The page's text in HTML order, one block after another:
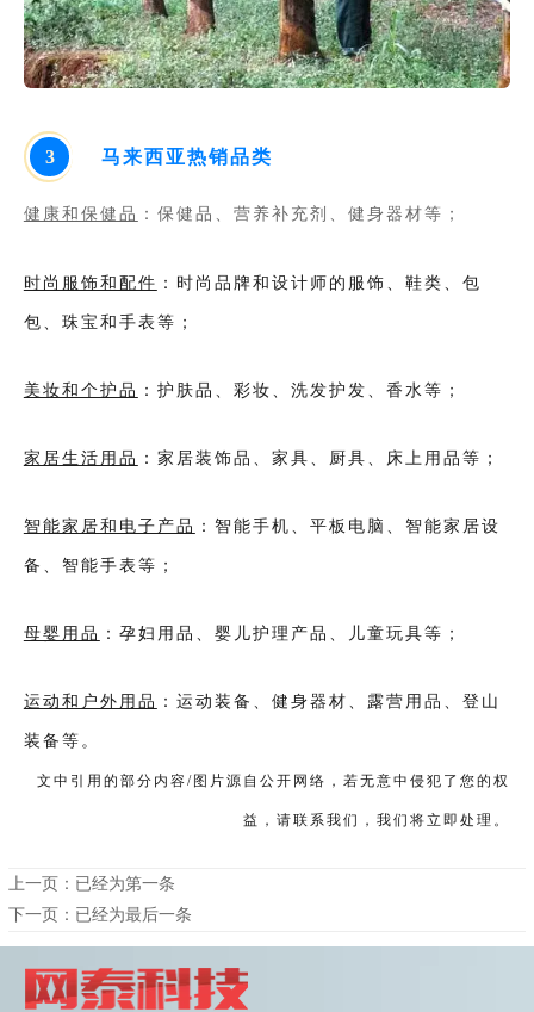
3 马来西亚热销品类
健康和保健品 ：保健品、营养补充剂、健身器材等；
时尚服饰和配件 ：时尚品牌和设计师的服饰、鞋类、包
包、珠宝和手表等；
美妆和个护品 ：护肤品、彩妆、洗发护发、香水等；
家居生活用品 ：家居装饰品、家具、厨具、床上用品等；
智能家居和电子产品 ：智能手机、平板电脑、智能家居设
备、智能手表等；
母婴用品 ：孕妇用品、婴儿护理产品、儿童玩具等；
运动和户外用品 ：运动装备、健身器材、露营用品、登山
装备等。
文中引用的部分内容/图片源自公开网络，若无意中侵犯了您的权
益，请联系我们，我们将立即处理。
上一页：已经为第一条
下一页：已经为最后一条